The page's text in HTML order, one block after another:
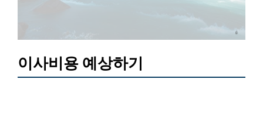
이사비용 예상하기